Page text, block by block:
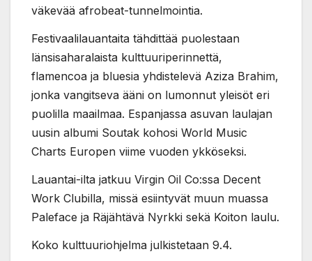
väkevää afrobeat-tunnelmointia.
Festivaalilauantaita tähdittää puolestaan
länsisaharalaista kulttuuriperinnettä,
flamencoa ja bluesia yhdistelevä Aziza Brahim,
jonka vangitseva ääni on lumonnut yleisöt eri
puolilla maailmaa. Espanjassa asuvan laulajan
uusin albumi Soutak kohosi World Music
Charts Europen viime vuoden ykköseksi.
Lauantai-ilta jatkuu Virgin Oil Co:ssa Decent
Work Clubilla, missä esiintyvät muun muassa
Paleface ja Räjähtävä Nyrkki sekä Koiton laulu.
Koko kulttuuriohjelma julkistetaan 9.4.